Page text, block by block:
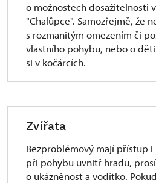
o možnostech dosažitelnosti
"Chalůpce". Samozřejmě, že
s rozmanitým omezením či
vlastního pohybu, nebo o
si v kočárcích.
Zvířata
Bezproblémový mají přístup i
při pohybu uvnitř hradu,
o ukázněnost a vodítko.